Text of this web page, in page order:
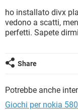
HARDWARE
INSTAGRAM
TIKTOK
iOS
TIKTOK
ho installato divx
vedono a scatti,
perfetti. Sapete
Share
Potrebbe anche
Giochi per nokia